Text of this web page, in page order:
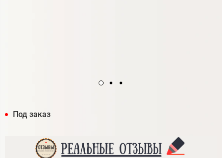
Под заказ